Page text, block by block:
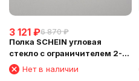
3 121 ₽6 870 ₽
Полка SCHEIN угловая
стекло с ограничителем 2-
этажная (NL3212B)
Нет в наличии